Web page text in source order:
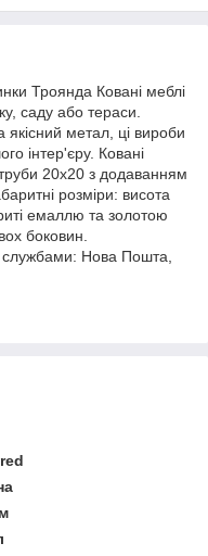
Троянда Ковані меблі
саду або тераси.
якісний метал, ці вироби
інтер'єру. Ковані
20х20 з додаванням
розміри: висота
емаллю та золотою
боковин.
службами: Нова Пошта,